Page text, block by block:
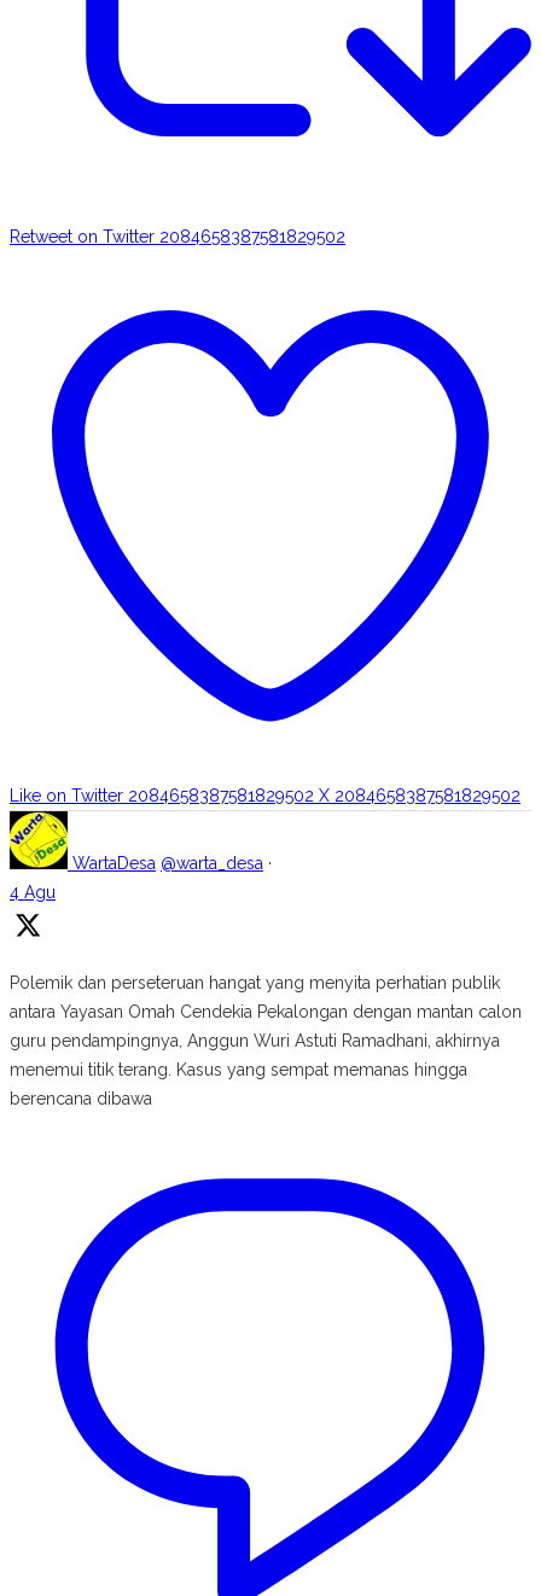
Retweet on Twitter 2084658387581829502
Like on Twitter 2084658387581829502 X 2084658387581829502
WartaDesa @warta_desa ·
4 Agu
Polemik dan perseteruan hangat yang menyita perhatian publik
antara Yayasan Omah Cendekia Pekalongan dengan mantan calon
guru pendampingnya, Anggun Wuri Astuti Ramadhani, akhirnya
menemui titik terang. Kasus yang sempat memanas hingga
berencana dibawa